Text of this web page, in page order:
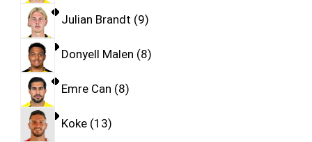
Julian Brandt 9
Donyell Malen 8
Emre Can 8
Koke 13